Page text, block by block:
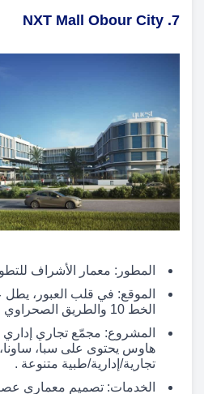
7. NXT Mall Obour City
المطور: معمار الأشراف
الموقع: في قلب العبور، يطل
الخط 10 والطريق الصحراوي ومحطة قطاع الخدمات .
المشروع: مجمّع تجاري
هاوس يحتوى على سبا،
تجارية/إدارية/طبية متنوعة .
الخدمات: تصميم معماري